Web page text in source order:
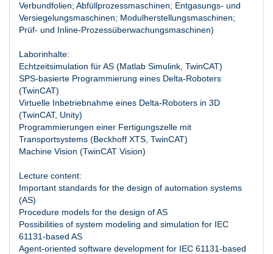
Verbundfolien; Abfüllprozessmaschinen; Entgasungs- und
Versiegelungsmaschinen; Modulherstellungsmaschinen;
Prüf- und Inline-Prozessüberwachungsmaschinen)
Laborinhalte:
Echtzeitsimulation für AS (Matlab Simulink, TwinCAT)
SPS-basierte Programmierung eines Delta-Roboters
(TwinCAT)
Virtuelle Inbetriebnahme eines Delta-Roboters in 3D
(TwinCAT, Unity)
Programmierungen einer Fertigungszelle mit
Transportsystems (Beckhoff XTS, TwinCAT)
Machine Vision (TwinCAT Vision)
Lecture content:
Important standards for the design of automation systems
(AS)
Procedure models for the design of AS
Possibilities of system modeling and simulation for IEC
61131-based AS
Agent-oriented software development for IEC 61131-based